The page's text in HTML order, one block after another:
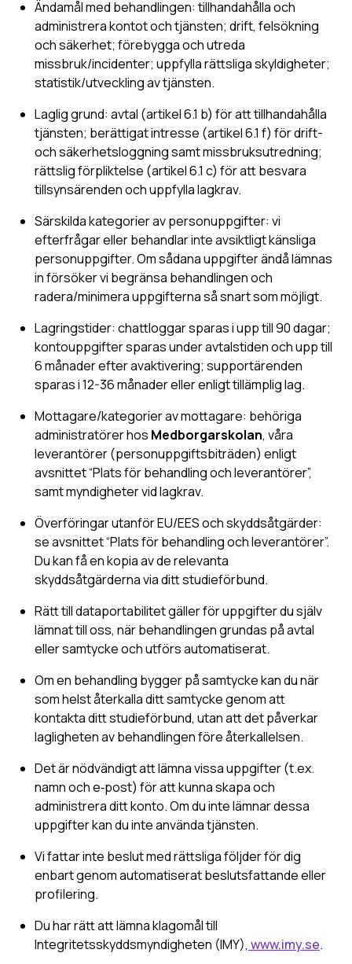
Ändamål med behandlingen: tillhandahålla och
administrera kontot och tjänsten; drift, felsökning
och säkerhet; förebygga och utreda
missbruk/incidenter; uppfylla rättsliga skyldigheter;
statistik/utveckling av tjänsten.
Laglig grund: avtal (artikel 6.1 b) för att tillhandahålla
tjänsten; berättigat intresse (artikel 6.1 f) för drift-
och säkerhetsloggning samt missbruksutredning;
rättslig förpliktelse (artikel 6.1 c) för att besvara
tillsynsärenden och uppfylla lagkrav.
Särskilda kategorier av personuppgifter: vi
efterfrågar eller behandlar inte avsiktligt känsliga
personuppgifter. Om sådana uppgifter ändå lämnas
in försöker vi begränsa behandlingen och
radera/minimera uppgifterna så snart som möjligt.
Lagringstider: chattloggar sparas i upp till 90 dagar;
kontouppgifter sparas under avtalstiden och upp till
6 månader efter avaktivering; supportärenden
sparas i 12-36 månader eller enligt tillämplig lag.
Mottagare/kategorier av mottagare: behöriga
administratörer hos Medborgarskolan, våra
leverantörer (personuppgiftsbiträden) enligt
avsnittet “Plats för behandling och leverantörer”,
samt myndigheter vid lagkrav.
Överföringar utanför EU/EES och skyddsåtgärder:
se avsnittet “Plats för behandling och leverantörer”.
Du kan få en kopia av de relevanta
skyddsåtgärderna via ditt studieförbund.
Rätt till dataportabilitet gäller för uppgifter du själv
lämnat till oss, när behandlingen grundas på avtal
eller samtycke och utförs automatiserat.
Om en behandling bygger på samtycke kan du när
som helst återkalla ditt samtycke genom att
kontakta ditt studieförbund, utan att det påverkar
lagligheten av behandlingen före återkallelsen.
Det är nödvändigt att lämna vissa uppgifter (t.ex.
namn och e‑post) för att kunna skapa och
administrera ditt konto. Om du inte lämnar dessa
uppgifter kan du inte använda tjänsten.
Vi fattar inte beslut med rättsliga följder för dig
enbart genom automatiserat beslutsfattande eller
profilering.
Du har rätt att lämna klagomål till
Integritetsskyddsmyndigheten (IMY), www.imy.se.